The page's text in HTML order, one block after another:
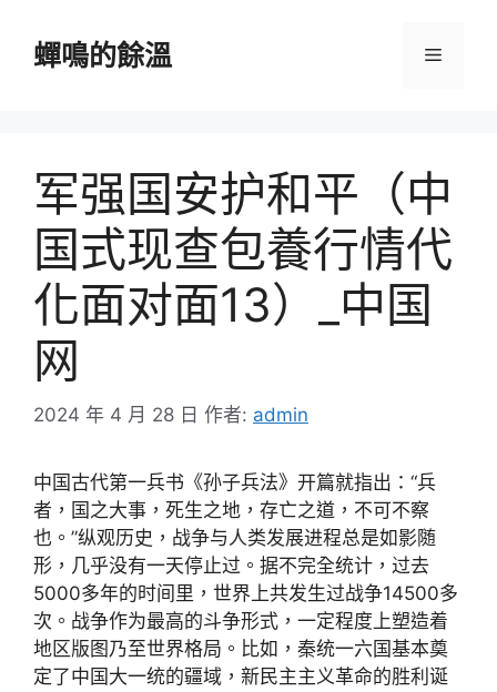
蟬鳴的餘溫 選
军强国安护和平（中
国式现查包養行情代
化面对面13）_中国
网
2024 年 4 月 28 日 作者: admin
中国古代第一兵书《孙子兵法》开篇就指出：“兵
者，国之大事，死生之地，存亡之道，不可不察
也。”纵观历史，战争与人类发展进程总是如影随
形，几乎没有一天停止过。据不完全统计，过去
5000多年的时间里，世界上共发生过战争14500多
次。战争作为最高的斗争形式，一定程度上塑造着
地区版图乃至世界格局。比如，秦统一六国基本奠
定了中国大一统的疆域，新民主主义革命的胜利诞